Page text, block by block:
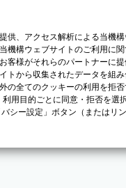
供、アクセス解析による当機構
機構ウェブサイトのご利用に関
客様がそれらのパートナーに提
トから収集されたデータを組
の全てのクッキーの利用を拒否
用目的ごとに同意・拒否を選
シー設定」ボタン（またはリン